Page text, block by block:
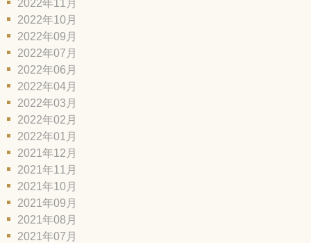
2022年11月
2022年10月
2022年09月
2022年07月
2022年06月
2022年04月
2022年03月
2022年02月
2022年01月
2021年12月
2021年11月
2021年10月
2021年09月
2021年08月
2021年07月